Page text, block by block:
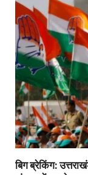
बिग ब्रेकिंग: